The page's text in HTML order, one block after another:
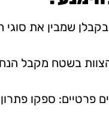
בקבלן שמבין את
בשטח מקבל
פרטיים: ספקו